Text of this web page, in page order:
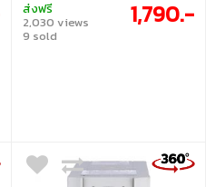
ช่วยให้ตรวจสอบสถานะได้ง่าย เหมาะสำหรับ
การใช้งานในบ้านและออฟฟิศที่ต้องการความ
มั่นใจทุกวัน
ส่งฟรี
2,030 views
9 sold
1,790.-